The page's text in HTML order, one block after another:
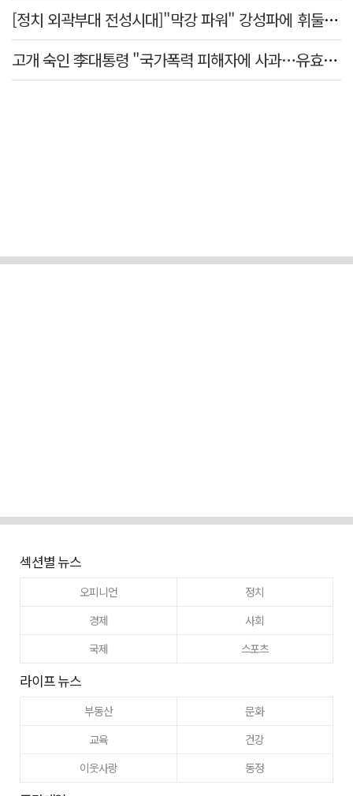
[정치 외곽부대 전성시대]"막강 파워" 강성파에 휘둘리는 여야 …"이슈 메이킹" 커지는 변방의 북소리
고개 숙인 李대통령 "국가폭력 피해자에 사과…유효기간 없는 책임"
섹션별 뉴스
오피니언
정치
경제
사회
국제
스포츠
라이프 뉴스
부동산
문화
교육
건강
이웃사랑
동정